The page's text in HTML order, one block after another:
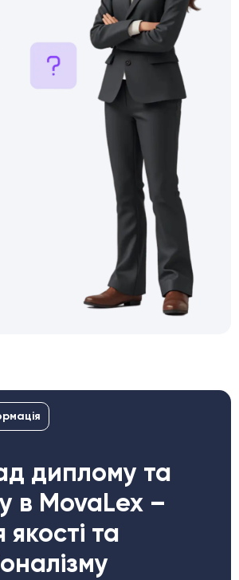
диплому та
в MovaLex –
якості та